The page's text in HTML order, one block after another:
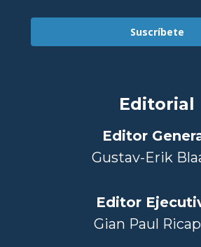
Suscríbete
Editorial
Editor
Gustav-Erik
Editor
Gian Paul